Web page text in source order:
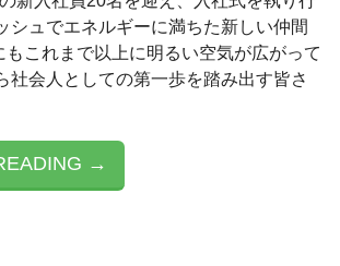
シュでエネルギーに満ちた新しい仲間
もこれまで以上に明るい空気が広がって
社会人としての第一歩を踏み出す皆さ
→